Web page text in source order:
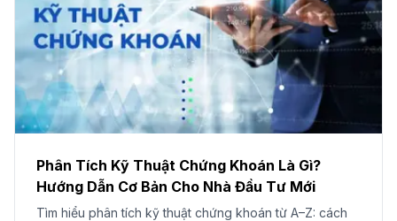
Phân Tích Kỹ Thuật Chứng Khoán Là Gì?
Hướng Dẫn Cơ Bản Cho Nhà Đầu Tư Mới
Tìm hiểu phân tích kỹ thuật chứng khoán từ A–Z: cách